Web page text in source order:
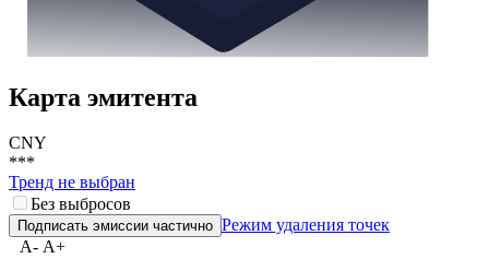
Карта эмитента
CNY
***
Тренд не выбран
Без выбросов
Режим удаления точек